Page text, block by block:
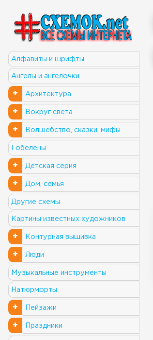
Алфавиты и шрифты
Ангелы и ангелочки
+ Архитектура
+ Вокруг света
+ Волшебство, сказки, мифы
Гобелены
+ Детская серия
+ Дом, семья
Другие схемы
Картины известных художников
+ Контурная вышивка
+ Люди
Музыкальные инструменты
Натюрморты
+ Пейзажи
+ Праздники